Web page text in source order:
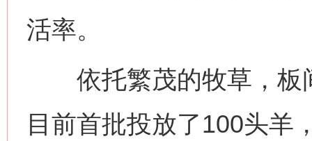
活率。
依托繁茂的牧草，板
目前首批投放了100头羊